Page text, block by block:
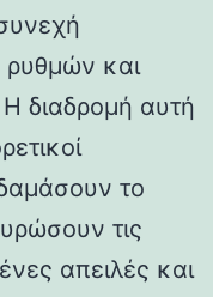
ρυθμών και
διαδρομή αυτή
το
τις
απειλές και